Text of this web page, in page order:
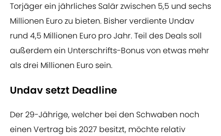
Torjäger ein jährliches Salär zwischen 5,5 und sechs
Millionen Euro zu bieten. Bisher verdiente Undav
rund 4,5 Millionen Euro pro Jahr. Teil des Deals soll
außerdem ein Unterschrifts-Bonus von etwas mehr
als drei Millionen Euro sein.
Undav setzt Deadline
Der 29-Jährige, welcher bei den Schwaben noch
einen Vertrag bis 2027 besitzt, möchte relativ